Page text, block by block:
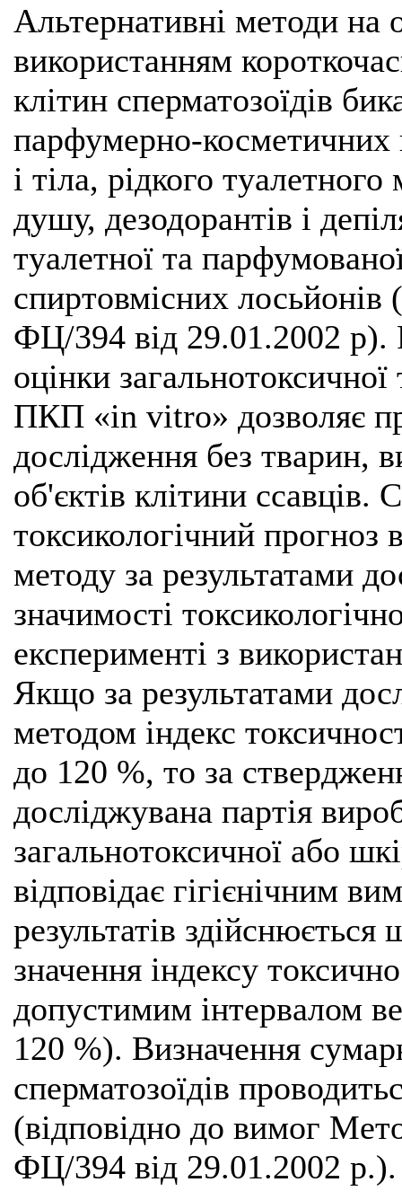
Альтернативні методи на
використанням
клітин сперматозоїдів
парфумерно-косметичних
і тіла, рідкого
душу, дезодорантів і
туалетної та
спиртовмісних
ФЦ/394 від 29.01.2002 р).
оцінки
ПКП «in vitro» дозволяє
дослідження без тварин,
об'єктів клітини ссавців.
токсикологічний прогноз
методу за результатами
значимості
експерименті з
Якщо за результатами
методом індекс
до 120 %, то за
досліджувана партія
загальнотоксичної або
відповідає гігієнічним
результатів
значення індексу
допустимим інтервалом
120 %). Визначення
сперматозоїдів
(відповідно до вимог
ФЦ/394 від 29.01.2002 р.).